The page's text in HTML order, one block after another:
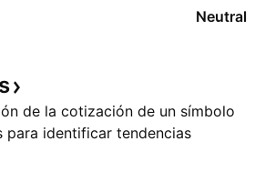
Neutral
de la cotización de un símbolo
para identificar tendencias